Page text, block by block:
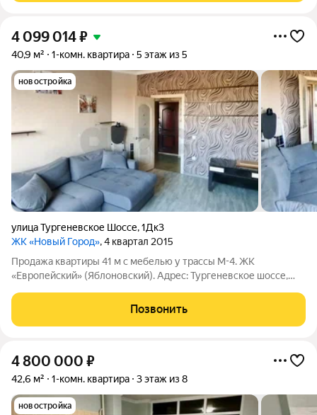
4 099 014₽
40,9 м² 1-комн. квартира 5 этаж из 5
новостройка
улица Тургеневское Шоссе,1Дк3
ЖК «Новый Город», 4 квартал 2015
Продажа квартиры 41 м с мебелью у трассы М-4. ЖК
«Европейский» (Яблоновский). Адрес: Тургеневское шоссе,
работает в Краснодаре. Выезд на федеральную трассу
занимает считанные минуты! Что
Позвонить
4 800 000 ₽
42,6 м² 1-комн. квартира 3 этаж из 8
новостройка